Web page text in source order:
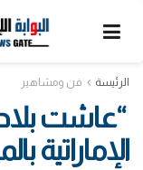
الرئيسة فن ومشاهير
“عاشت
الإماراتية